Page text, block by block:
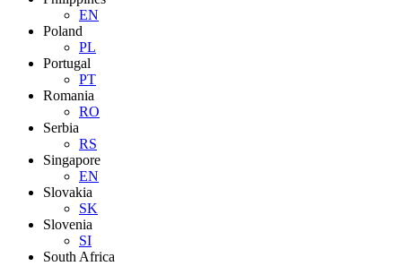
EN
Poland
PL
Portugal
PT
Romania
RO
Serbia
RS
Singapore
EN
Slovakia
SK
Slovenia
SI
South Africa